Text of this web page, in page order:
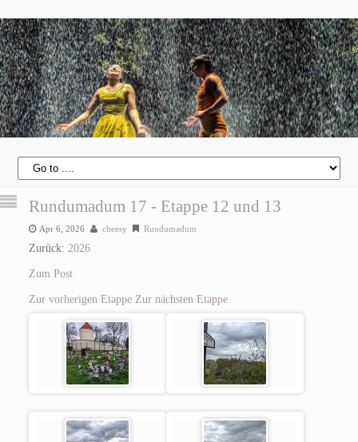
Rundumadum 17 - Etappe 12 und 13
Apr 6, 2026 cheesy Rundumadum
Zurück: 2026
Zum Post
Zur vorherigen Etappe Zur nächsten Etappe